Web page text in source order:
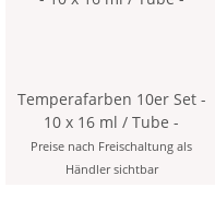
Temperafarben 10er Set -
10 x 16 ml / Tube -
Preise nach Freischaltung als
Händler sichtbar